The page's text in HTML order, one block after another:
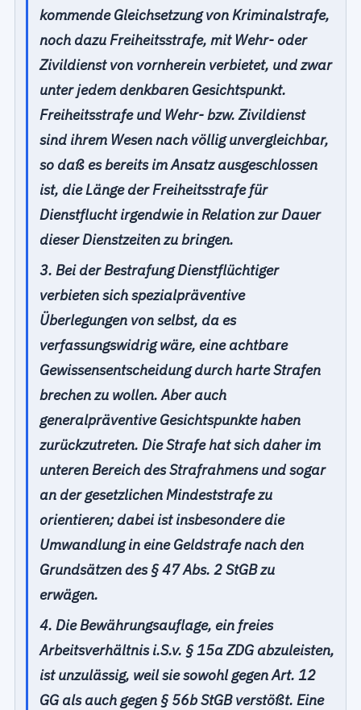
kommende Gleichsetzung von Kriminalstrafe,
noch dazu Freiheitsstrafe, mit Wehr- oder
Zivildienst von vornherein verbietet, und zwar
unter jedem denkbaren Gesichtspunkt.
Freiheitsstrafe und Wehr- bzw. Zivildienst
sind ihrem Wesen nach völlig unvergleichbar,
so daß es bereits im Ansatz ausgeschlossen
ist, die Länge der Freiheitsstrafe für
Dienstflucht irgendwie in Relation zur Dauer
dieser Dienstzeiten zu bringen.
3. Bei der Bestrafung Dienstflüchtiger
verbieten sich spezialpräventive
Überlegungen von selbst, da es
verfassungswidrig wäre, eine achtbare
Gewissensentscheidung durch harte Strafen
brechen zu wollen. Aber auch
generalpräventive Gesichtspunkte haben
zurückzutreten. Die Strafe hat sich daher im
unteren Bereich des Strafrahmens und sogar
an der gesetzlichen Mindeststrafe zu
orientieren; dabei ist insbesondere die
Umwandlung in eine Geldstrafe nach den
Grundsätzen des § 47 Abs. 2 StGB zu
erwägen.
4. Die Bewährungsauflage, ein freies
Arbeitsverhältnis i.S.v. § 15a ZDG abzuleisten,
ist unzulässig, weil sie sowohl gegen Art. 12
GG als auch gegen § 56b StGB verstößt. Eine